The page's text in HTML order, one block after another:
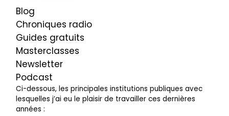
Blog
Chroniques radio
Guides gratuits
Masterclasses
Newsletter
Podcast
Ci-dessous, les principales institutions publiques avec
lesquelles j’ai eu le plaisir de travailler ces dernières
années :